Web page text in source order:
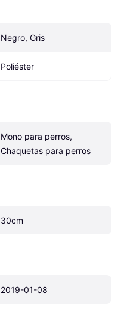
Negro, Gris
Poliéster
Mono para perros,
Chaquetas para perros
30cm
2019-01-08